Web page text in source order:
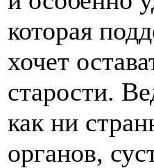
которая
хочет
старости.
как ни
органов,